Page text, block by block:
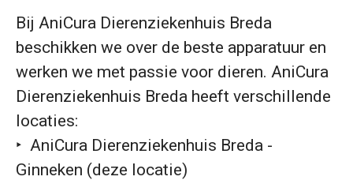
Bij AniCura Dierenziekenhuis Breda
beschikken we over de beste apparatuur en
werken we met passie voor dieren. AniCura
Dierenziekenhuis Breda heeft verschillende
locaties:
‣ AniCura Dierenziekenhuis Breda -
Ginneken (deze locatie)